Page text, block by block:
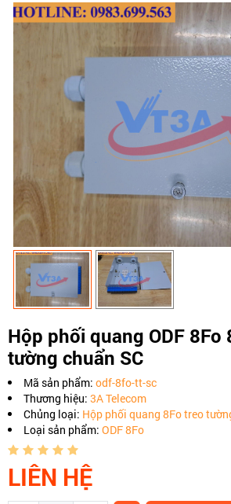
Hộp phối quang ODF 8Fo
tường chuẩn SC
Mã sản phẩm: odf-8fo-tt-sc
Thương hiệu: 3A Telecom
Chủng loại: Hộp phối quang 8Fo treo
Loại sản phẩm: ODF 8Fo
LIÊN HỆ